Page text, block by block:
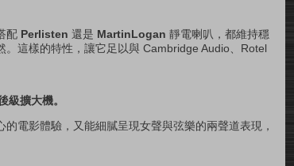
配 Perlisten 還是 MartinLogan 靜電喇叭，都維持穩
這樣的特性，讓它足以與 Cambridge Audio、Rotel
擴大機。
電影體驗，又能細膩呈現女聲與弦樂的兩聲道表現，